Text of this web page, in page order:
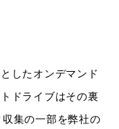
したオンデマンド
ドライブはその裏
集の一部を弊社の